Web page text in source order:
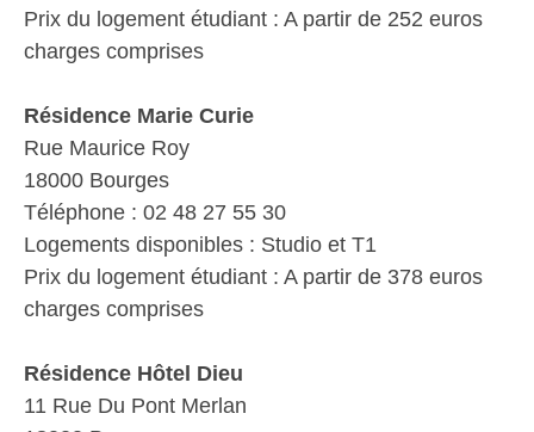
Prix du logement étudiant : A partir de 252 euros
charges comprises
Résidence Marie Curie
Rue Maurice Roy
18000 Bourges
Téléphone : 02 48 27 55 30
Logements disponibles : Studio et T1
Prix du logement étudiant : A partir de 378 euros
charges comprises
Résidence Hôtel Dieu
11 Rue Du Pont Merlan